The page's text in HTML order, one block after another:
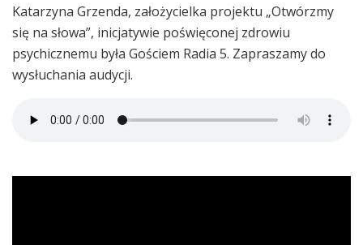
Katarzyna Grzenda, założycielka projektu „Otwórzmy
się na słowa”, inicjatywie poświęconej zdrowiu
psychicznemu była Gościem Radia 5. Zapraszamy do
wysłuchania audycji.